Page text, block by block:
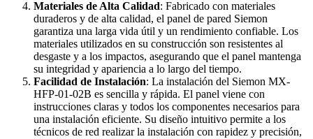
Materiales de Alta Calidad: Fabricado con materiales
duraderos y de alta calidad, el panel de pared Siemon
garantiza una larga vida útil y un rendimiento confiable. Los
materiales utilizados en su construcción son resistentes al
desgaste y a los impactos, asegurando que el panel mantenga
su integridad y apariencia a lo largo del tiempo.
Facilidad de Instalación: La instalación del Siemon MX-
HFP-01-02B es sencilla y rápida. El panel viene con
instrucciones claras y todos los componentes necesarios para
una instalación eficiente. Su diseño intuitivo permite a los
técnicos de red realizar la instalación con rapidez y precisión,